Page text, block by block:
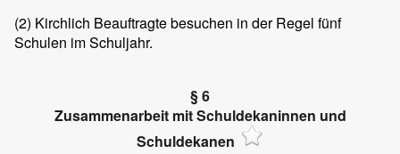
(2) Kirchlich Beauftragte besuchen in der Regel fünf
Schulen im Schuljahr.
§ 6
Zusammenarbeit mit Schuldekaninnen und
Schuldekanen